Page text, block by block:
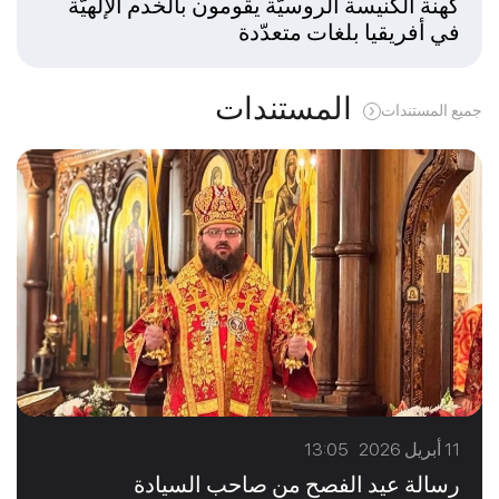
كهنة الكنيسة الروسيّة يقومون بالخدم الإلهيّة
في أفريقيا بلغات متعدّدة
المستندات جميع المستندات
11 أبريل 2026 13:05
رسالة عيد الفصح من صاحب السيادة